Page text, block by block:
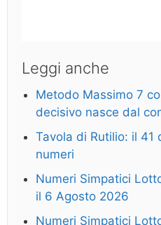
Leggi anche
Metodo Massimo 7
decisivo nasce dal
Tavola di Rutilio: il 41
numeri
Numeri Simpatici
il 6 Agosto 2026
Numeri Simpatici